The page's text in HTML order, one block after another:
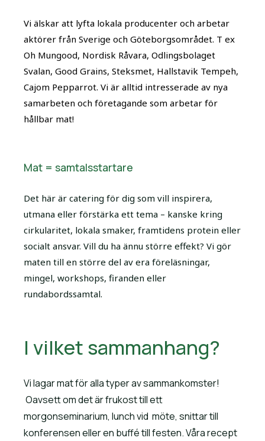
Vi älskar att lyfta lokala producenter och arbetar
aktörer från Sverige och Göteborgsområdet. T ex
Oh Mungood, Nordisk Råvara, Odlingsbolaget
Svalan, Good Grains, Steksmet, Hallstavik Tempeh,
Cajom Pepparrot. Vi är alltid intresserade av nya
samarbeten och företagande som arbetar för
hållbar mat!
Mat = samtalsstartare
Det här är catering för dig som vill inspirera,
utmana eller förstärka ett tema – kanske kring
cirkularitet, lokala smaker, framtidens protein eller
socialt ansvar. Vill du ha ännu större effekt? Vi gör
maten till en större del av era föreläsningar,
mingel, workshops, firanden eller
rundabordssamtal.
I vilket sammanhang?
Vi lagar mat för alla typer av sammankomster!
Oavsett om det är frukost till ett
morgonseminarium, lunch vid möte, snittar till
konferensen eller en buffé till festen. Våra recept